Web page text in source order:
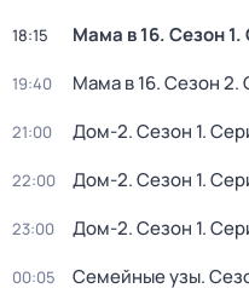
18:15 Мама в 16. Сезон 1.
19:40 Мама в 16. Сезон 2.
21:00 Дом-2. Сезон 1.
22:00 Дом-2. Сезон 1.
23:00 Дом-2. Сезон 1.
00:05 Семейные узы.